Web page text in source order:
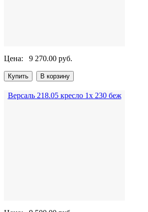
Цена: 9 270.00 руб.
Версаль 218.05 кресло 1х 230 беж